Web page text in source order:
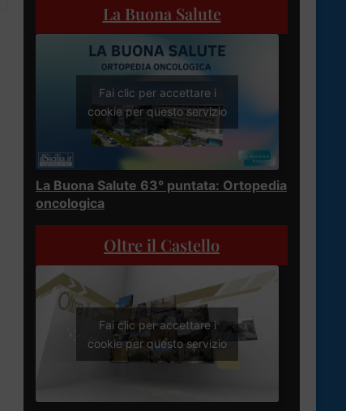
La Buona Salute
Fai clic per accettare i
cookie per questo servizio
La Buona Salute 63° puntata: Ortopedia
oncologica
Oltre il Castello
Fai clic per accettare i
cookie per questo servizio